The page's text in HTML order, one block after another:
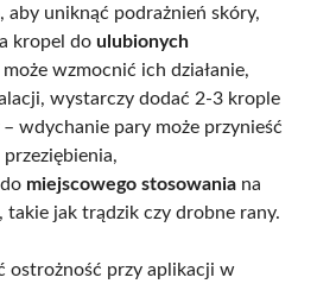
aby uniknąć podrażnień skóry,
kropel do ulubionych
może wzmocnić ich działanie,
wystarczy dodać 2-3 krople
– wdychanie pary może przynieść
miejscowego stosowania na
takie jak trądzik czy drobne rany.
ostrożność przy aplikacji w